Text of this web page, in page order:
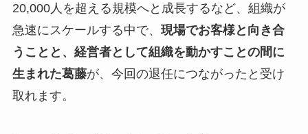
20,000人を超える規模へと成長するなど、組織が
急速にスケールする中で、 現場でお客様と向き合
うことと、経営者として組織を動かすことの間に
生まれた葛藤が、今回の退任につながったと受け
取れます。